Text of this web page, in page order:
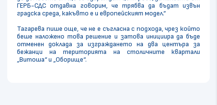
ГЕРБ-СДС отдавна говорим, че трябва да бъдат извън
градска среда, какъвто е и европейският модел.“
Тагарева пише още, че не е съгласна с подхода, чрез който
беше наложено това решение и затова инициира да бъде
отменен доклада за изграждането на два центъра за
бежанци на територията на столичните квартали
„Витоша“ и „Оборище“.